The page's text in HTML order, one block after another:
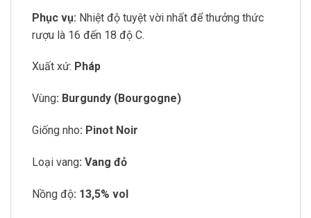
Phục vụ: Nhiệt độ tuyệt vời nhất để thưởng thức
rượu là 16 đến 18 độ C.
Xuất xứ: Pháp
Vùng: Burgundy (Bourgogne)
Giống nho: Pinot Noir
Loại vang: Vang đỏ
Nồng độ: 13,5% vol